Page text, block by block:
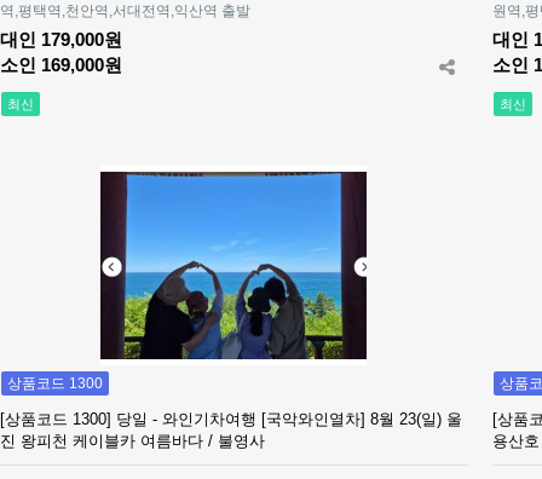
역,평택역,천안역,서대전역,익산역 출발
대인 179,000원
소인 169,000원
최신
원역,
대인
소인
최신
상품코드 1300
[상품코드 1300] 당일 - 와인기차여행 [국악와인열차] 8월 23(일) 울
진 왕피천 케이블카 여름바다 / 불영사
상품
[상품
용산